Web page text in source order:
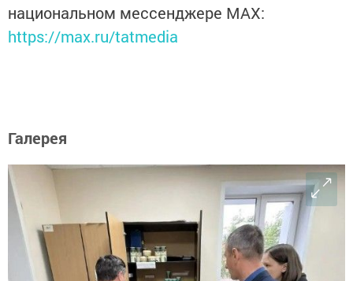
национальном мессенджере MАХ:
https://max.ru/tatmedia
Галерея